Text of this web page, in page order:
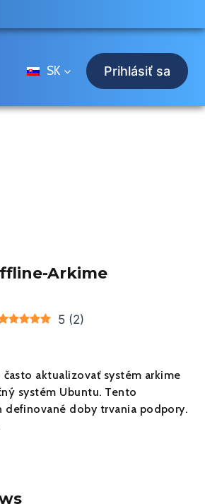
SK Prihlásiť sa
Arkime
5 (2)
aktualizovať systém arkime
systém Ubuntu. Tento
definované doby trvania podpory.